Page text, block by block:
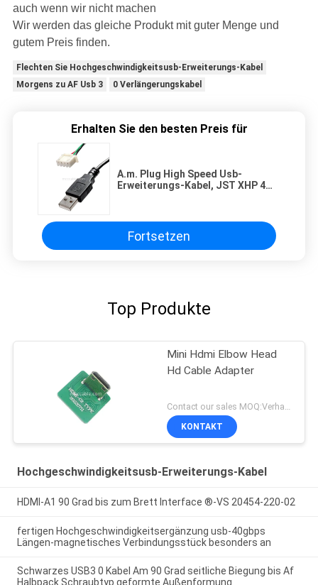
auch wenn wir nicht machen
Wir werden das gleiche Produkt mit guter Menge und
gutem Preis finden.
Flechten Sie Hochgeschwindigkeitsusb-Erweiterungs-Kabel
Morgens zu AF Usb 3
0 Verlängerungskabel
Erhalten Sie den besten Preis für
A.m. Plug High Speed Usb-
Erweiterungs-Kabel, JST XHP 4
Fortsetzen
Top Produkte
Mini Hdmi Elbow Head
Hd Cable Adapter
KONTAKT
Hochgeschwindigkeitsusb-Erweiterungs-Kabel
HDMI-A1 90 Grad bis zum Brett Interface ®-VS 20454-220-02
fertigen Hochgeschwindigkeitsergänzung usb-40gbps
Längen-magnetisches Verbindungsstück besonders an
Schwarzes USB3 0 Kabel Am 90 Grad seitliche Biegung bis Af
Halbpack Schraubtyp geformte Außenformung